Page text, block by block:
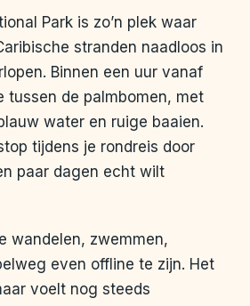
Park is zo’n plek waar
stranden naadloos in
Binnen een uur vanaf
tussen de palmbomen, met
water en ruige baaien.
tijdens je rondreis door
paar dagen echt wilt
wandelen, zwemmen,
even offline te zijn. Het
voelt nog steeds